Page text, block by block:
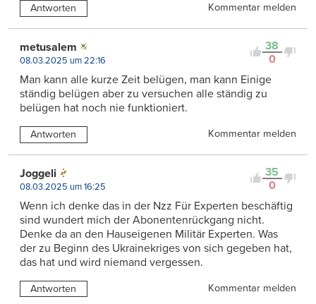
Antworten Kommentar melden
38
0
metusalem
08.03.2025 um 22:16
Man kann alle kurze Zeit belügen, man kann Einige
ständig belügen aber zu versuchen alle ständig zu
belügen hat noch nie funktioniert.
Antworten Kommentar melden
35
0
Joggeli
08.03.2025 um 16:25
Wenn ich denke das in der Nzz Für Experten beschäftig
sind wundert mich der Abonentenrückgang nicht.
Denke da an den Hauseigenen Militär Experten. Was
der zu Beginn des Ukrainekriges von sich gegeben hat,
das hat und wird niemand vergessen.
Antworten
Kommentar melden